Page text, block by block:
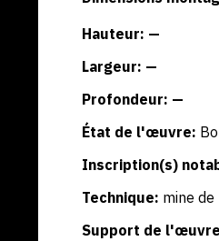
Hauteur: —
Largeur: —
Profondeur: —
État de l'œuvre:
Inscription(s)
Technique: mine
Support de